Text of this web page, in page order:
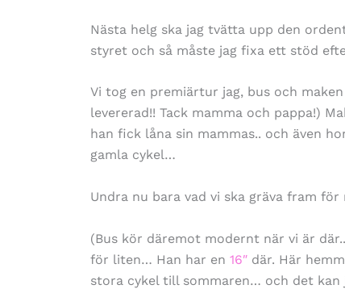
Nästa helg ska jag tvätta upp den
styret och så måste jag fixa ett stöd
Vi tog en premiärtur jag, bus och
levererad!! Tack mamma och pappa!)
han fick låna sin mammas.. och även
gamla cykel…
Undra nu bara vad vi ska gräva fram
(Bus kör däremot modernt när vi är
för liten… Han har en 16″ där. Här
stora cykel till sommaren… och det